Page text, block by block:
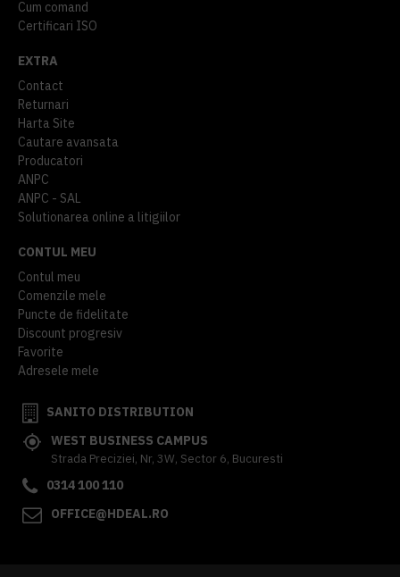
Cum comand
Certificari ISO
EXTRA
Contact
Returnari
Harta Site
Cautare avansata
Producatori
ANPC
ANPC - SAL
Solutionarea online a litigiilor
CONTUL MEU
Contul meu
Comenzile mele
Puncte de fidelitate
Discount progresiv
Favorite
Adresele mele
SANITO DISTRIBUTION
WEST BUSINESS CAMPUS
Strada Preciziei, Nr, 3W, Sector 6, Bucuresti
0314 100 110
OFFICE@HDEAL.RO